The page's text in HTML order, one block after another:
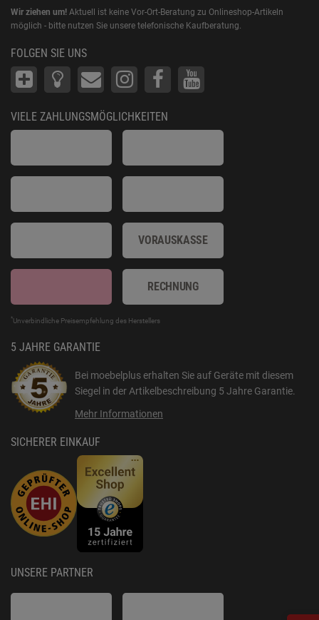
Wir ziehen um! Aktuell ist keine Vor-Ort-Beratung zu Onlineshop-Artikeln
möglich - bitte nutzen Sie unsere telefonische Kaufberatung.
FOLGEN SIE UNS
VIELE ZAHLUNGSMÖGLICHKEITEN
VORAUSKASSE
RECHNUNG
*Unverbindliche Preisempfehlung des Herstellers
5 JAHRE GARANTIE
Bei moebelplus erhalten Sie auf Geräte mit diesem
Siegel in der Artikelbeschreibung 5 Jahre Garantie.
Mehr Informationen
SICHERER EINKAUF
UNSERE PARTNER